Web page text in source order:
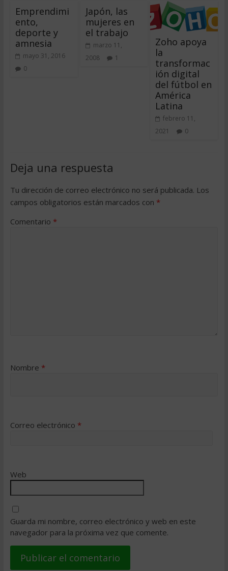
Emprendimi
ento,
deporte y
amnesia
mayo 31, 2016
0
Japón, las
mujeres en
el trabajo
marzo 11,
2008
1
Zoho apoya
la
transformac
ión digital
del fútbol en
América
Latina
febrero 11,
2021
0
Deja una respuesta
Tu dirección de correo electrónico no será publicada. Los
campos obligatorios están marcados con *
Comentario *
Nombre *
Correo electrónico *
Web
Guarda mi nombre, correo electrónico y web en este
navegador para la próxima vez que comente.